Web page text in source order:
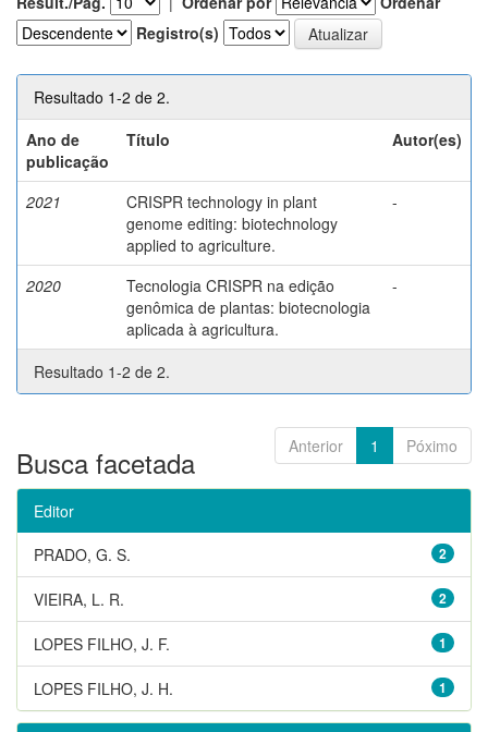
Registro(s)
Resultado 1-2 de 2.
Ano de
publicação
Título Autor(es)
2021
CRISPR technology in plant
genome editing: biotechnology
applied to agriculture.
-
2020
Tecnologia CRISPR na edição
genômica de plantas: biotecnologia
aplicada à agricultura.
-
Resultado 1-2 de 2.
Anterior 1 Póximo
Busca facetada
Editor
2
PRADO, G. S.
2
VIEIRA, L. R.
1
LOPES FILHO, J. F.
1
LOPES FILHO, J. H.